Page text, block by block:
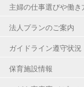
主婦の仕事選びや働き
法人プランのご案内
ガイドライン遵守状況
保育施設情報